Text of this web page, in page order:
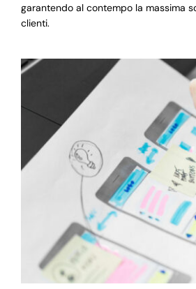
garantendo al contempo la massima
clienti.